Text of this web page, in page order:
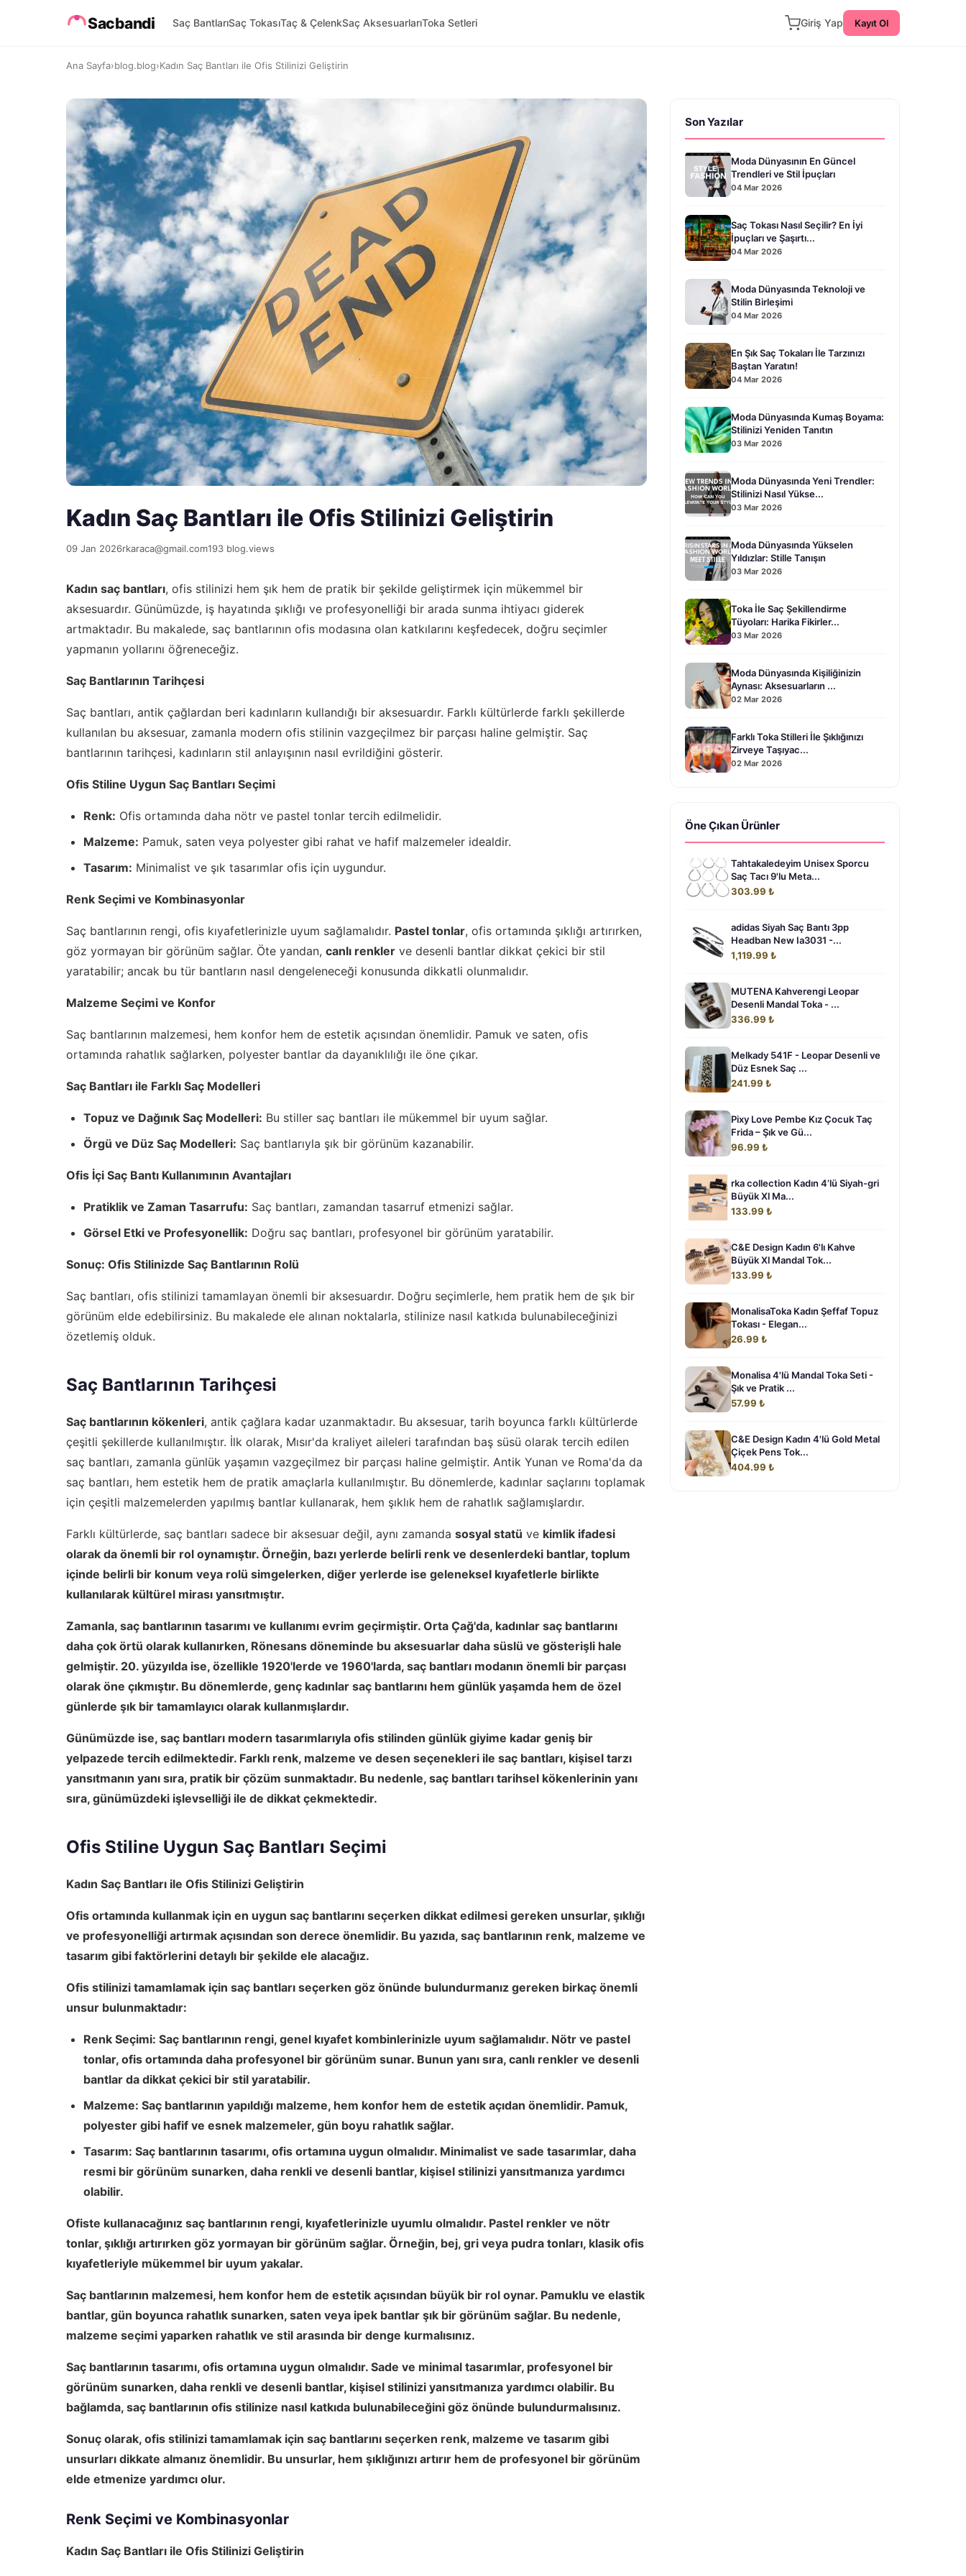
Sacbandi Saç BantlarıSaç TokasıTaç & ÇelenkSaç AksesuarlarıToka Setleri Giriş Yap Kayıt Ol
Ana Sayfa›blog.blog›Kadın Saç Bantları ile Ofis Stilinizi Geliştirin
Kadın Saç Bantları ile Ofis Stilinizi Geliştirin
09 Jan 2026rkaraca@gmail.com193 blog.views
Kadın saç bantları, ofis stilinizi hem şık hem de pratik bir şekilde geliştirmek için mükemmel bir
aksesuardır. Günümüzde, iş hayatında şıklığı ve profesyonelliği bir arada sunma ihtiyacı giderek
artmaktadır. Bu makalede, saç bantlarının ofis modasına olan katkılarını keşfedecek, doğru seçimler
yapmanın yollarını öğreneceğiz.
Saç Bantlarının Tarihçesi
Saç bantları, antik çağlardan beri kadınların kullandığı bir aksesuardır. Farklı kültürlerde farklı şekillerde
kullanılan bu aksesuar, zamanla modern ofis stilinin vazgeçilmez bir parçası haline gelmiştir. Saç
bantlarının tarihçesi, kadınların stil anlayışının nasıl evrildiğini gösterir.
Ofis Stiline Uygun Saç Bantları Seçimi
Renk: Ofis ortamında daha nötr ve pastel tonlar tercih edilmelidir.
Malzeme: Pamuk, saten veya polyester gibi rahat ve hafif malzemeler idealdir.
Tasarım: Minimalist ve şık tasarımlar ofis için uygundur.
Renk Seçimi ve Kombinasyonlar
Saç bantlarının rengi, ofis kıyafetlerinizle uyum sağlamalıdır. Pastel tonlar, ofis ortamında şıklığı artırırken,
göz yormayan bir görünüm sağlar. Öte yandan, canlı renkler ve desenli bantlar dikkat çekici bir stil
yaratabilir; ancak bu tür bantların nasıl dengeleneceği konusunda dikkatli olunmalıdır.
Malzeme Seçimi ve Konfor
Saç bantlarının malzemesi, hem konfor hem de estetik açısından önemlidir. Pamuk ve saten, ofis
ortamında rahatlık sağlarken, polyester bantlar da dayanıklılığı ile öne çıkar.
Saç Bantları ile Farklı Saç Modelleri
Topuz ve Dağınık Saç Modelleri: Bu stiller saç bantları ile mükemmel bir uyum sağlar.
Örgü ve Düz Saç Modelleri: Saç bantlarıyla şık bir görünüm kazanabilir.
Ofis İçi Saç Bantı Kullanımının Avantajları
Pratiklik ve Zaman Tasarrufu: Saç bantları, zamandan tasarruf etmenizi sağlar.
Görsel Etki ve Profesyonellik: Doğru saç bantları, profesyonel bir görünüm yaratabilir.
Sonuç: Ofis Stilinizde Saç Bantlarının Rolü
Saç bantları, ofis stilinizi tamamlayan önemli bir aksesuardır. Doğru seçimlerle, hem pratik hem de şık bir
görünüm elde edebilirsiniz. Bu makalede ele alınan noktalarla, stilinize nasıl katkıda bulunabileceğinizi
özetlemiş olduk.
Saç Bantlarının Tarihçesi
Saç bantlarının kökenleri, antik çağlara kadar uzanmaktadır. Bu aksesuar, tarih boyunca farklı kültürlerde
çeşitli şekillerde kullanılmıştır. İlk olarak, Mısır'da kraliyet aileleri tarafından baş süsü olarak tercih edilen
saç bantları, zamanla günlük yaşamın vazgeçilmez bir parçası haline gelmiştir. Antik Yunan ve Roma'da da
saç bantları, hem estetik hem de pratik amaçlarla kullanılmıştır. Bu dönemlerde, kadınlar saçlarını toplamak
için çeşitli malzemelerden yapılmış bantlar kullanarak, hem şıklık hem de rahatlık sağlamışlardır.
Farklı kültürlerde, saç bantları sadece bir aksesuar değil, aynı zamanda sosyal statü ve kimlik ifadesi
olarak da önemli bir rol oynamıştır. Örneğin, bazı yerlerde belirli renk ve desenlerdeki bantlar, toplum
içinde belirli bir konum veya rolü simgelerken, diğer yerlerde ise geleneksel kıyafetlerle birlikte
kullanılarak kültürel mirası yansıtmıştır.
Zamanla, saç bantlarının tasarımı ve kullanımı evrim geçirmiştir. Orta Çağ'da, kadınlar saç bantlarını
daha çok örtü olarak kullanırken, Rönesans döneminde bu aksesuarlar daha süslü ve gösterişli hale
gelmiştir. 20. yüzyılda ise, özellikle 1920'lerde ve 1960'larda, saç bantları modanın önemli bir parçası
olarak öne çıkmıştır. Bu dönemlerde, genç kadınlar saç bantlarını hem günlük yaşamda hem de özel
günlerde şık bir tamamlayıcı olarak kullanmışlardır.
Günümüzde ise, saç bantları modern tasarımlarıyla ofis stilinden günlük giyime kadar geniş bir
yelpazede tercih edilmektedir. Farklı renk, malzeme ve desen seçenekleri ile saç bantları, kişisel tarzı
yansıtmanın yanı sıra, pratik bir çözüm sunmaktadır. Bu nedenle, saç bantları tarihsel kökenlerinin yanı
sıra, günümüzdeki işlevselliği ile de dikkat çekmektedir.
Ofis Stiline Uygun Saç Bantları Seçimi
Kadın Saç Bantları ile Ofis Stilinizi Geliştirin
Ofis ortamında kullanmak için en uygun saç bantlarını seçerken dikkat edilmesi gereken unsurlar, şıklığı
ve profesyonelliği artırmak açısından son derece önemlidir. Bu yazıda, saç bantlarının renk, malzeme ve
tasarım gibi faktörlerini detaylı bir şekilde ele alacağız.
Ofis stilinizi tamamlamak için saç bantları seçerken göz önünde bulundurmanız gereken birkaç önemli
unsur bulunmaktadır:
Renk Seçimi: Saç bantlarının rengi, genel kıyafet kombinlerinizle uyum sağlamalıdır. Nötr ve pastel
tonlar, ofis ortamında daha profesyonel bir görünüm sunar. Bunun yanı sıra, canlı renkler ve desenli
bantlar da dikkat çekici bir stil yaratabilir.
Malzeme: Saç bantlarının yapıldığı malzeme, hem konfor hem de estetik açıdan önemlidir. Pamuk,
polyester gibi hafif ve esnek malzemeler, gün boyu rahatlık sağlar.
Tasarım: Saç bantlarının tasarımı, ofis ortamına uygun olmalıdır. Minimalist ve sade tasarımlar, daha
resmi bir görünüm sunarken, daha renkli ve desenli bantlar, kişisel stilinizi yansıtmanıza yardımcı
olabilir.
Ofiste kullanacağınız saç bantlarının rengi, kıyafetlerinizle uyumlu olmalıdır. Pastel renkler ve nötr
tonlar, şıklığı artırırken göz yormayan bir görünüm sağlar. Örneğin, bej, gri veya pudra tonları, klasik ofis
kıyafetleriyle mükemmel bir uyum yakalar.
Saç bantlarının malzemesi, hem konfor hem de estetik açısından büyük bir rol oynar. Pamuklu ve elastik
bantlar, gün boyunca rahatlık sunarken, saten veya ipek bantlar şık bir görünüm sağlar. Bu nedenle,
malzeme seçimi yaparken rahatlık ve stil arasında bir denge kurmalısınız.
Saç bantlarının tasarımı, ofis ortamına uygun olmalıdır. Sade ve minimal tasarımlar, profesyonel bir
görünüm sunarken, daha renkli ve desenli bantlar, kişisel stilinizi yansıtmanıza yardımcı olabilir. Bu
bağlamda, saç bantlarının ofis stilinize nasıl katkıda bulunabileceğini göz önünde bulundurmalısınız.
Sonuç olarak, ofis stilinizi tamamlamak için saç bantlarını seçerken renk, malzeme ve tasarım gibi
unsurları dikkate almanız önemlidir. Bu unsurlar, hem şıklığınızı artırır hem de profesyonel bir görünüm
elde etmenize yardımcı olur.
Renk Seçimi ve Kombinasyonlar
Kadın Saç Bantları ile Ofis Stilinizi Geliştirin
Son Yazılar
Moda Dünyasının En Güncel
Trendleri ve Stil İpuçları
04 Mar 2026
Saç Tokası Nasıl Seçilir? En İyi
İpuçları ve Şaşırtı...
04 Mar 2026
Moda Dünyasında Teknoloji ve
Stilin Birleşimi
04 Mar 2026
En Şık Saç Tokaları İle Tarzınızı
Baştan Yaratın!
04 Mar 2026
Moda Dünyasında Kumaş Boyama:
Stilinizi Yeniden Tanıtın
03 Mar 2026
Moda Dünyasında Yeni Trendler:
Stilinizi Nasıl Yükse...
03 Mar 2026
Moda Dünyasında Yükselen
Yıldızlar: Stille Tanışın
03 Mar 2026
Toka İle Saç Şekillendirme
Tüyoları: Harika Fikirler...
03 Mar 2026
Moda Dünyasında Kişiliğinizin
Aynası: Aksesuarların ...
02 Mar 2026
Farklı Toka Stilleri İle Şıklığınızı
Zirveye Taşıyac...
02 Mar 2026
Öne Çıkan Ürünler
Tahtakaledeyim Unisex Sporcu
Saç Tacı 9'lu Meta...
303.99 ₺
adidas Siyah Saç Bantı 3pp
Headban New Ia3031 -...
1,119.99 ₺
MUTENA Kahverengi Leopar
Desenli Mandal Toka - ...
336.99 ₺
Melkady 541F - Leopar Desenli ve
Düz Esnek Saç ...
241.99 ₺
Pixy Love Pembe Kız Çocuk Taç
Frida – Şık ve Gü...
96.99 ₺
rka collection Kadın 4’lü Siyah-gri
Büyük Xl Ma...
133.99 ₺
C&E Design Kadın 6'lı Kahve
Büyük Xl Mandal Tok...
133.99 ₺
MonalisaToka Kadın Şeffaf Topuz
Tokası - Elegan...
26.99 ₺
Monalisa 4'lü Mandal Toka Seti -
Şık ve Pratik ...
57.99 ₺
C&E Design Kadın 4'lü Gold Metal
Çiçek Pens Tok...
404.99 ₺